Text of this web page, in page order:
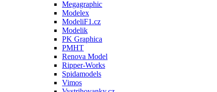
Megagraphic
Modelex
ModeliF1.cz
Modelik
PK Graphica
PMHT
Renova Model
Ripper-Works
Spidamodels
Vimos